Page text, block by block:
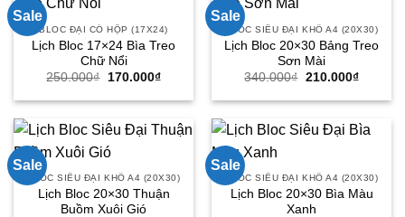
Sale
BLOC ĐẠI CÓ HỘP (17X24)
Lịch Bloc 17×24 Bìa Treo
Chữ Nổi
250.000₫
Giá
là:
170.000₫Giá
tại
170.000₫.
Sale
BLOC SIÊU ĐẠI KHỔ A4 (20X30)
Lịch Bloc 20×30 Bảng Treo
Sơn Mài
340.000₫ Giá
là:
210.000₫Giá
tại
Sale
BLOC SIÊU ĐẠI KHỔ A4 (20X30)
Lịch Bloc 20×30 Thuận
Buồm Xuôi Gió
Sale
BLOC SIÊU ĐẠI KHỔ A4 (20X30)
Lịch Bloc 20×30 Bìa Màu
Xanh